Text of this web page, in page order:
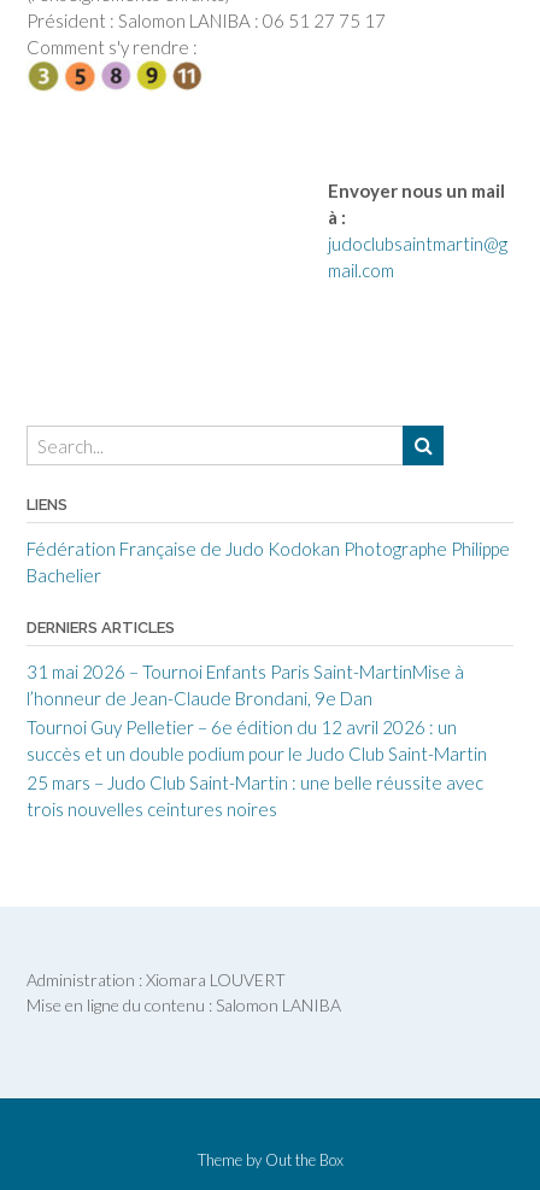
Président : Salomon LANIBA : 06 51 27 75 17
Comment s'y rendre :
Envoyer nous un mail
à :
judoclubsaintmartin@g
mail.com
LIENS
Fédération Française de Judo Kodokan Photographe Philippe
Bachelier
DERNIERS ARTICLES
31 mai 2026 – Tournoi Enfants Paris Saint-MartinMise à
l’honneur de Jean-Claude Brondani, 9e Dan
Tournoi Guy Pelletier – 6e édition du 12 avril 2026 : un
succès et un double podium pour le Judo Club Saint-Martin
25 mars – Judo Club Saint-Martin : une belle réussite avec
trois nouvelles ceintures noires
Administration : Xiomara LOUVERT
Mise en ligne du contenu : Salomon LANIBA
Theme by Out the Box